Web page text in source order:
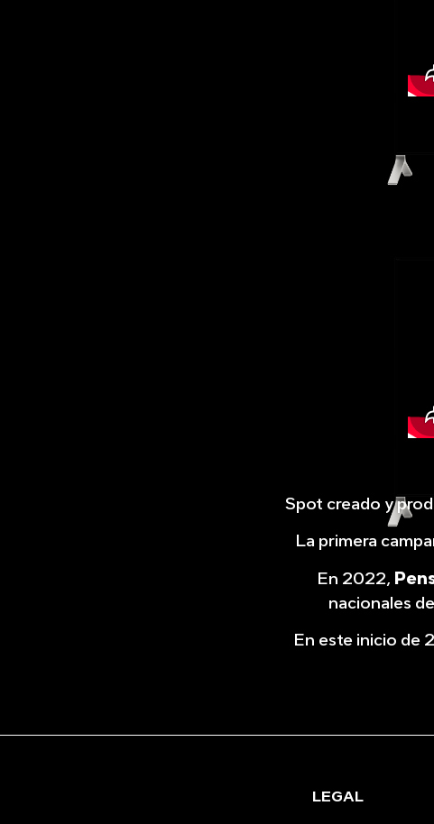
Spot creado y
La primera
En 2022,
nacionales
En este inicio de
LEGAL